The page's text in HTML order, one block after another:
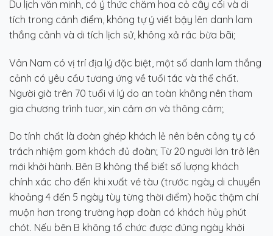
Du lịch văn minh, có ý thức chăm hoa cỏ cây cối và di
tích trong cảnh điểm, không tự ý viết bậy lên danh lam
thắng cảnh và di tích lịch sử, không xả rác bừa bãi;
Vân Nam có vị trí địa lý đặc biệt, một số danh lam thắng
cảnh có yêu cầu tương ứng về tuổi tác và thể chất.
Người già trên 70 tuổi vì lý do an toàn không nên tham
gia chương trình tuor, xin cảm ơn và thông cảm;
Do tính chất là đoàn ghép khách lẻ nên bên công ty có
trách nhiệm gom khách đủ đoàn; Từ 20 người lớn trở lên
mới khởi hành. Bên B không thể biết số lượng khách
chính xác cho đến khi xuất vé tàu (trước ngày di chuyển
khoảng 4 đến 5 ngày tùy từng thời điểm) hoặc thậm chí
muộn hơn trong trường hợp đoàn có khách hủy phút
chót. Nếu bên B không tổ chức được đúng ngày khởi